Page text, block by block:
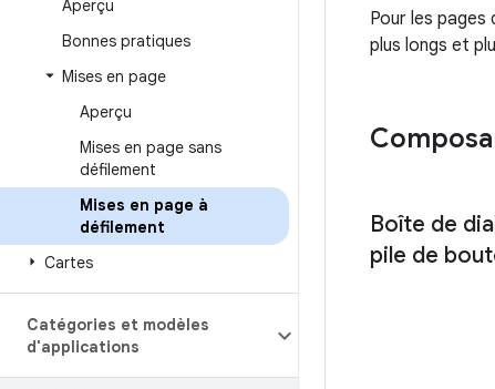
Aperçu
Bonnes pratiques
Mises en page
Aperçu
Mises en page sans
défilement
Mises en page à
défilement
Cartes
Catégories et modèles
d'applications
Pour les
plus longs et
Boîte de
pile de